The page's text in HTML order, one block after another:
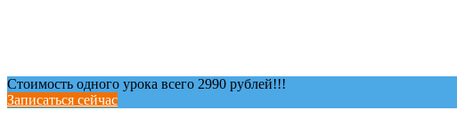
Стоимость одного урока всего 2990 рублей!!!
Записаться сейчас